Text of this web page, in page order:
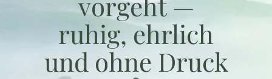
ruhig, ehrlich
und ohne Druck